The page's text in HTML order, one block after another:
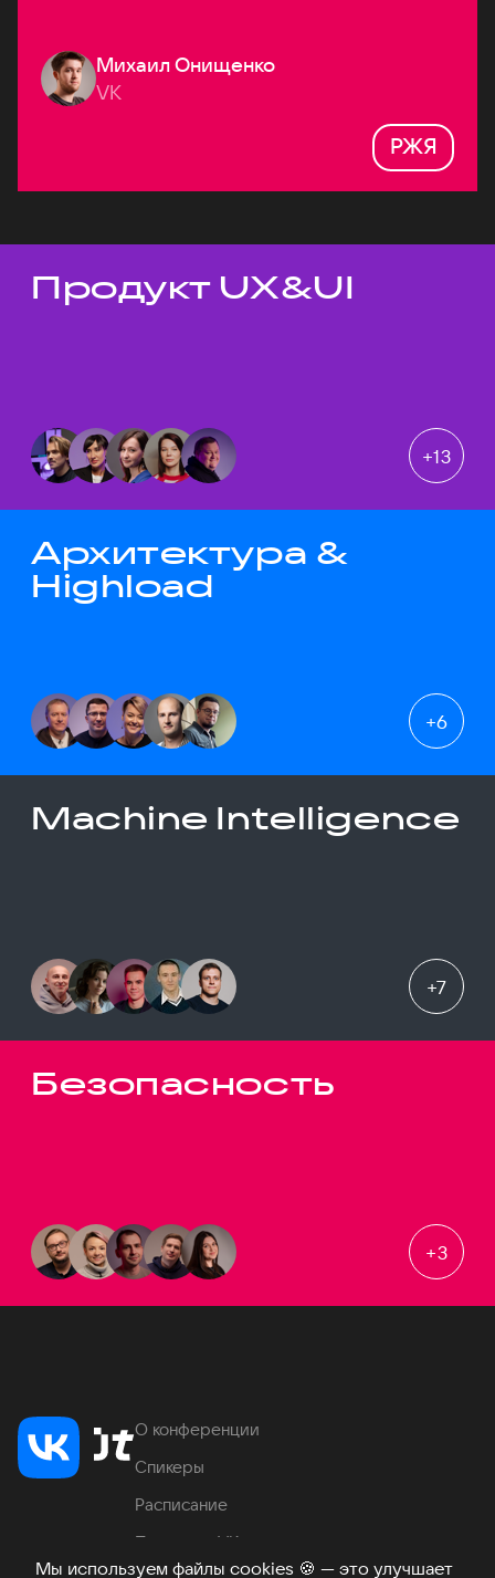
Мы используем файлы cookies 🍪 — это улучшает
Михаил Онищенко
VK
РЖЯ
Темы докладов
Продукт UX&UI
+13
Архитектура &
Highload
+6
Machine Intelligence
+7
Безопасность
+3
О конференции
Спикеры
Расписание
Продукты VK